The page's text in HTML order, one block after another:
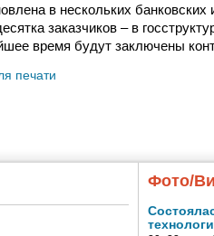
в нескольких
заказчиков – в
время будут заключены
печати
Фото/